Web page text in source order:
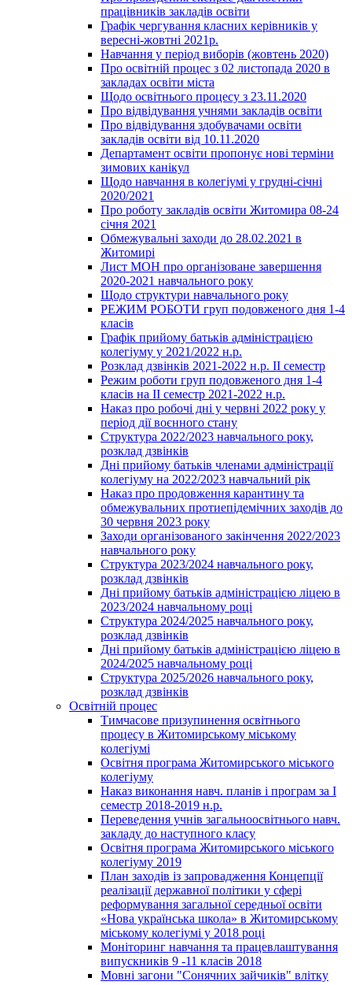
працівників закладів освіти
Графік чергування класних керівників у
вересні-жовтні 2021р.
Навчання у період виборів (жовтень 2020)
Про освітній процес з 02 листопада 2020 в
закладах освіти міста
Щодо освітнього процесу з 23.11.2020
Про відвідування учнями закладів освіти
Про відвідування здобувачами освіти
закладів освіти від 10.11.2020
Департамент освіти пропонує нові терміни
зимових канікул
Щодо навчання в колегіумі у грудні-січні
2020/2021
Про роботу закладів освіти Житомира 08-24
січня 2021
Обмежувальні заходи до 28.02.2021 в
Житомирі
Лист МОН про організоване завершення
2020-2021 навчального року
Щодо структури навчального року
РЕЖИМ РОБОТИ груп подовженого дня 1-4
класів
Графік прийому батьків адміністрацією
колегіуму у 2021/2022 н.р.
Розклад дзвінків 2021-2022 н.р. ІІ семестр
Режим роботи груп подовженого дня 1-4
класів на ІІ семестр 2021-2022 н.р.
Наказ про робочі дні у червні 2022 року у
період дії воєнного стану
Структура 2022/2023 навчального року,
розклад дзвінків
Дні прийому батьків членами адміністрації
колегіуму на 2022/2023 навчальний рік
Наказ про продовження карантину та
обмежувальних протиепідемічних заходів до
30 червня 2023 року
Заходи організованого закінчення 2022/2023
навчального року
Структура 2023/2024 навчального року,
розклад дзвінків
Дні прийому батьків адміністрацією ліцею в
2023/2024 навчальному році
Структура 2024/2025 навчального року,
розклад дзвінків
Дні прийому батьків адміністрацією ліцею в
2024/2025 навчальному році
Структура 2025/2026 навчального року,
розклад дзвінків
Освітній процес
Тимчасове призупинення освітнього
процесу в Житомирському міському
колегіумі
Освітня програма Житомирського міського
колегіуму
Наказ виконання навч. планів і програм за І
семестр 2018-2019 н.р.
Переведення учнів загальноосвітнього навч.
закладу до наступного класу
Освітня програма Житомирського міського
колегіуму 2019
План заходів із запровадження Концепції
реалізації державної політики у сфері
реформування загальної середньої освіти
«Нова українська школа» в Житомирському
міському колегіумі у 2018 році
Моніторинг навчання та працевлаштування
випускників 9 -11 класів 2018
Мовні загони "Сонячних зайчиків" влітку